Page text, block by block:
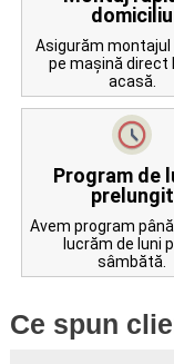
domiciliu
Asigurăm montajul
pe mașină direct
acasă.
Program de
prelungit
Avem program
lucrăm de luni
sâmbătă.
Ce spun